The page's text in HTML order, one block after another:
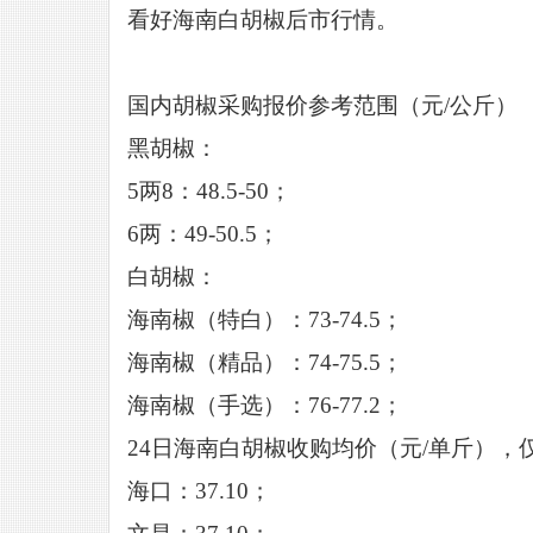
看好海南白胡椒后市行情。
国内胡椒采购报价参考范围（元/公斤）
黑胡椒：
5两8：48.5-50；
6两：49-50.5；
白胡椒：
海南椒（特白）： 73-74.5；
海南椒（精品）： 74-75.5；
海南椒（手选）： 76-77.2；
24日海南白胡椒收购均价（元/单斤），
海口： 37.10；